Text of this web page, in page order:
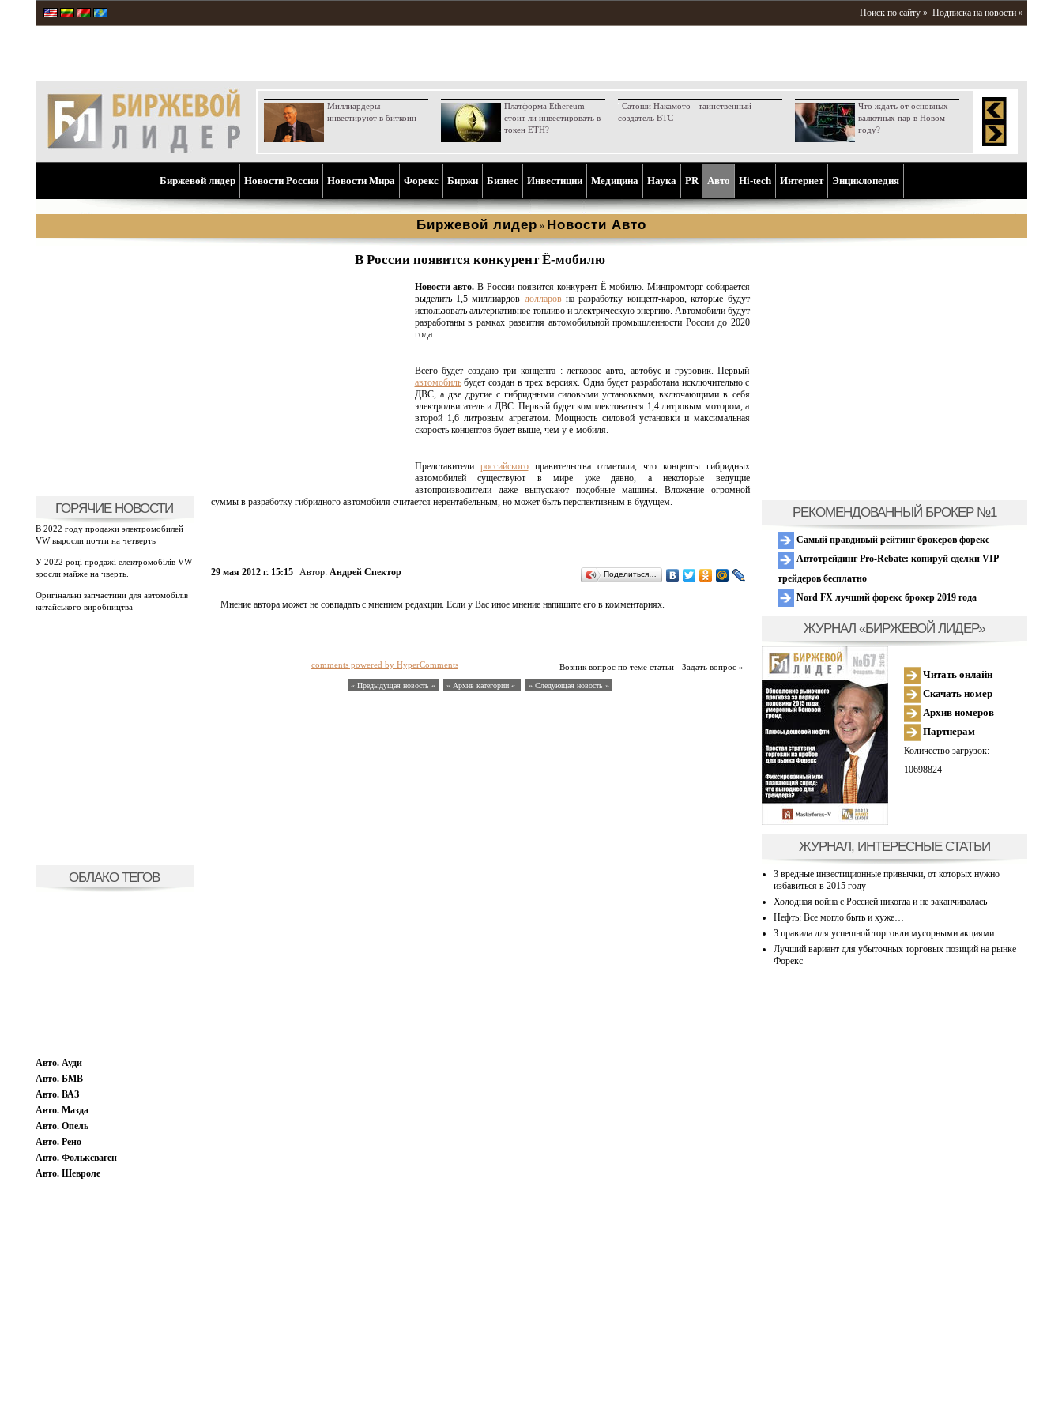
Поиск по сайту » Подписка на новости »
Миллиардеры
инвестируют в биткоин
Платформа Ethereum -
стоит ли инвестировать в
токен ETH?
Сатоши Накамото - таинственный
создатель BTC
Что ждать от основных
валютных пар в Новом
году?
Биржевой лидер Новости России Новости Мира Форекс Биржи Бизнес Инвестиции Медицина Наука PR Aвто Hi-tech Интернет Энциклопедия
Биржевой лидер » Новости Aвто
ГОРЯЧИЕ НОВОСТИ
В 2022 году продажи электромобилей
VW выросли почти на четверть
У 2022 році продажі електромобілів VW
зросли майже на чверть.
Оригінальні запчастини для автомобілів
китайського виробництва
ОБЛАКО ТЕГОВ
Авто. Ауди
Авто. БМВ
Авто. ВАЗ
Авто. Мазда
Авто. Опель
Авто. Рено
Авто. Фольксваген
Авто. Шевроле
В России появится конкурент Ё-мобилю
Новости авто.В России появится конкурент Ё-мобилю. Минпромторг собирается
выделить 1,5 миллиардов долларовна разработку концепт-каров, которые будут
использовать альтернативное топливо и электрическую энергию. Автомобили будут
разработаны в рамках развития автомобильной промышленности России до 2020
года.
Всего будет создано три концепта : легковое авто, автобус и грузовик. Первый
автомобильбудет создан в трех версиях. Одна будет разработана исключительно с
ДВС, а две другие с гибридными силовыми установками, включающими в себя
электродвигатель и ДВС. Первый будет комплектоваться 1,4 литровым мотором, а
второй 1,6 литровым агрегатом. Мощность силовой установки и максимальная
скорость концептов будет выше, чем у ё-мобиля.
Представители российскогоправительства отметили, что концепты гибридных
автомобилей существуют в мире уже давно, а некоторые ведущие
автопроизводители даже выпускают подобные машины. Вложение огромной
суммы в разработку гибридного автомобиля считается нерентабельным, но может быть перспективным в будущем.
29 мая 2012 г. 15:15 Автор: Андрей Спектор Поделиться…
Мнение автора может не совпадать с мнением редакции. Если у Вас иное мнение напишите его в комментариях.
Возник вопрос по теме статьи - Задать вопрос »
comments powered by HyperComments
« Предыдущая новость « » Архив категории « » Следующая новость »
РЕКОМЕНДОВАННЫЙ БРОКЕР №1
Самый правдивый рейтинг брокеров форекс
Автотрейдинг Pro-Rebate: копируй сделки VIP
трейдеров бесплатно
Nord FX лучший форекс брокер 2019 года
ЖУРНАЛ «БИРЖЕВОЙ ЛИДЕР»
Читать онлайн
Скачать номер
Архив номеров
Партнерам
Количество загрузок:
10698824
ЖУРНАЛ, ИНТЕРЕСНЫЕ СТАТЬИ
3 вредные инвестиционные привычки, от которых нужно
избавиться в 2015 году
Холодная война с Россией никогда и не заканчивалась
Нефть: Все могло быть и хуже…
3 правила для успешной торговли мусорными акциями
Лучший вариант для убыточных торговых позиций на рынке
Форекс